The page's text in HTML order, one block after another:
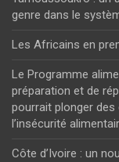
genre dans le
Les Africains en
Le Programme
préparation et de
pourrait plonger
l’insécurité
Côte d’Ivoire : un